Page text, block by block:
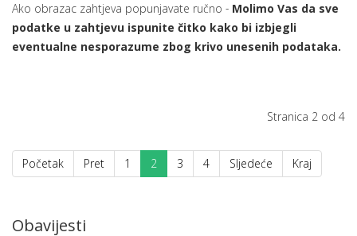
Ako obrazac zahtjeva popunjavate ručno - Molimo Vas da sve
podatke u zahtjevu ispunite čitko kako bi izbjegli
eventualne nesporazume zbog krivo unesenih podataka.
Stranica 2 od 4
Početak Pret 1 2 3 4 Sljedeće Kraj
Obavijesti